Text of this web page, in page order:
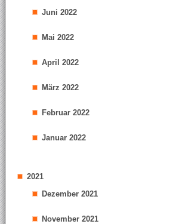
Juni 2022
Mai 2022
April 2022
März 2022
Februar 2022
Januar 2022
2021
Dezember 2021
November 2021